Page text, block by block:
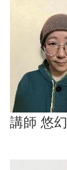
講師 悠幻